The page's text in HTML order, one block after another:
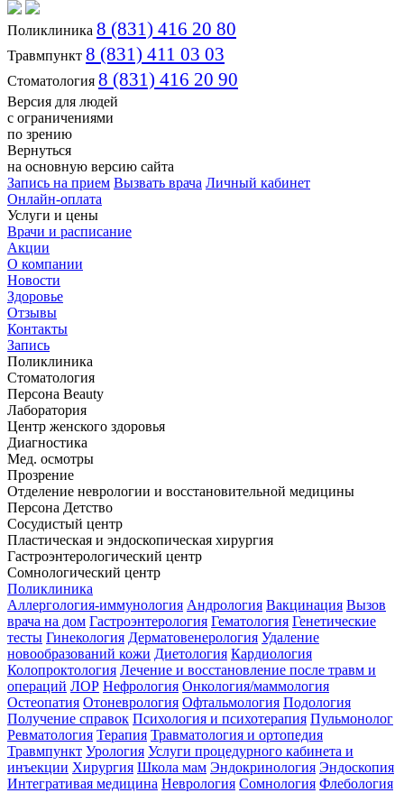
Поликлиника 8 (831) 416 20 80
Травмпункт 8 (831) 411 03 03
Стоматология 8 (831) 416 20 90
Версия для людей
с ограничениями
по зрению
Вернуться
на основную версию сайта
Запись на прием Вызвать врача Личный кабинет
Онлайн-оплата
Услуги и цены
Врачи и расписание
Акции
О компании
Новости
Здоровье
Отзывы
Контакты
Запись
Поликлиника
Стоматология
Персона Beauty
Лаборатория
Центр женского здоровья
Диагностика
Мед. осмотры
Прозрение
Отделение неврологии и восстановительной медицины
Персона Детство
Сосудистый центр
Пластическая и эндоскопическая хирургия
Гастроэнтерологический центр
Сомнологический центр
Поликлиника
Аллергология-иммунология Андрология Вакцинация Вызов
врача на дом Гастроэнтерология Гематология Генетические
тесты Гинекология Дерматовенерология Удаление
новообразований кожи Диетология Кардиология
Колопроктология Лечение и восстановление после травм и
операций ЛОР Нефрология Онкология/маммология
Остеопатия Отоневрология Офтальмология Подология
Получение справок Психология и психотерапия Пульмонолог
Ревматология Терапия Травматология и ортопедия
Травмпункт Урология Услуги процедурного кабинета и
инъекции Хирургия Школа мам Эндокринология Эндоскопия
Интегративая медицина Неврология Сомнология Флебология